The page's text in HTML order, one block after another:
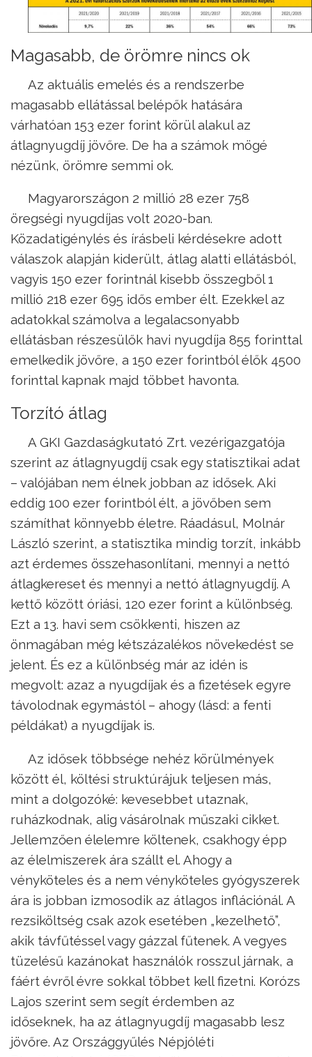
Magasabb, de örömre nincs ok
Az aktuális emelés és a rendszerbe
magasabb ellátással belépők hatására
várhatóan 153 ezer forint körül alakul az
átlagnyugdíj jövőre. De ha a számok mögé
nézünk, örömre semmi ok.
Magyarországon 2 millió 28 ezer 758
öregségi nyugdíjas volt 2020-ban.
Közadatigénylés és írásbeli kérdésekre adott
válaszok alapján kiderült, átlag alatti ellátásból,
vagyis 150 ezer forintnál kisebb összegből 1
millió 218 ezer 695 idős ember élt. Ezekkel az
adatokkal számolva a legalacsonyabb
ellátásban részesülők havi nyugdíja 855 forinttal
emelkedik jövőre, a 150 ezer forintból élők 4500
forinttal kapnak majd többet havonta.
Torzító átlag
A GKI Gazdaságkutató Zrt. vezérigazgatója
szerint az átlagnyugdíj csak egy statisztikai adat
– valójában nem élnek jobban az idősek. Aki
eddig 100 ezer forintból élt, a jövőben sem
számíthat könnyebb életre. Ráadásul, Molnár
László szerint, a statisztika mindig torzít, inkább
azt érdemes összehasonlítani, mennyi a nettó
átlagkereset és mennyi a nettó átlagnyugdíj. A
kettő között óriási, 120 ezer forint a különbség.
Ezt a 13. havi sem csökkenti, hiszen az
önmagában még kétszázalékos növekedést se
jelent. És ez a különbség már az idén is
megvolt: azaz a nyugdíjak és a fizetések egyre
távolodnak egymástól – ahogy (lásd: a fenti
példákat) a nyugdíjak is.
Az idősek többsége nehéz körülmények
között él, költési struktúrájuk teljesen más,
mint a dolgozóké: kevesebbet utaznak,
ruházkodnak, alig vásárolnak műszaki cikket.
Jellem­zően élelemre költenek, csakhogy épp
az élelmiszerek ára szállt el. Ahogy a
vényköteles és a nem vényköteles gyógyszerek
ára is jobban izmosodik az átlagos inflációnál. A
rezsiköltség csak azok esetében „kezelhető”,
akik távfűtéssel vagy gázzal fűtenek. A vegyes
tüzelésű kazánokat használók rosszul járnak, a
fáért évről évre sokkal többet kell fizetni. Korózs
Lajos szerint sem segít érdemben az
időseknek, ha az átlagnyugdíj magasabb lesz
jövőre. Az Országgyűlés Népjóléti